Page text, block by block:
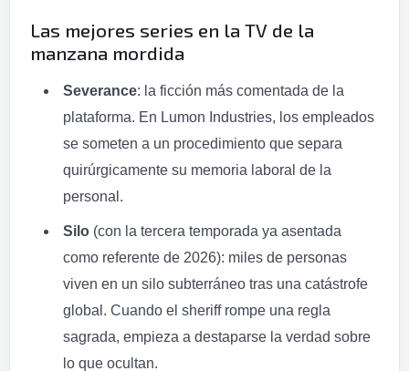
Las mejores series en la TV de la
manzana mordida
Severance: la ficción más comentada de la
plataforma. En Lumon Industries, los empleados
se someten a un procedimiento que separa
quirúrgicamente su memoria laboral de la
personal.
Silo (con la tercera temporada ya asentada
como referente de 2026): miles de personas
viven en un silo subterráneo tras una catástrofe
global. Cuando el sheriff rompe una regla
sagrada, empieza a destaparse la verdad sobre
lo que ocultan.